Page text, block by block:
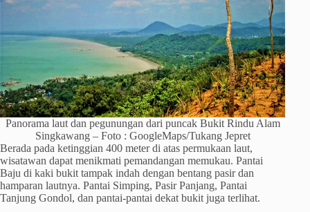
Panorama laut dan pegunungan dari puncak Bukit Rindu Alam
Singkawang – Foto : GoogleMaps/Tukang Jepret
Berada pada ketinggian 400 meter di atas permukaan laut,
wisatawan dapat menikmati pemandangan memukau. Pantai
Baju di kaki bukit tampak indah dengan bentang pasir dan
hamparan lautnya. Pantai Simping, Pasir Panjang, Pantai
Tanjung Gondol, dan pantai-pantai dekat bukit juga terlihat.